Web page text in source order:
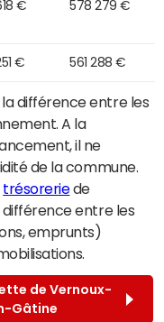
€ 578 279 €
€ 561 288 €
différence entre les
A la
il ne
de la commune.
trésoreriede
entre les
emprunts)
de Vernoux-
Gâtine